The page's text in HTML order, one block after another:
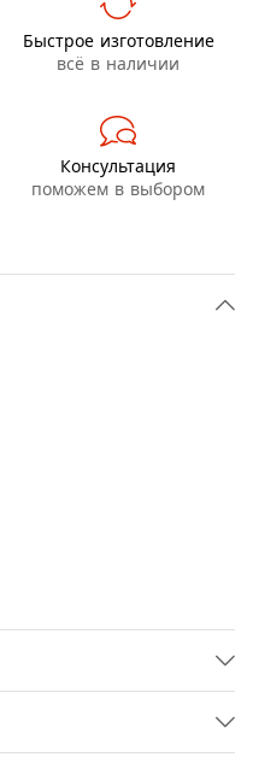
Быстрое изготовление
всё в наличии
Консультация
поможем в выбором